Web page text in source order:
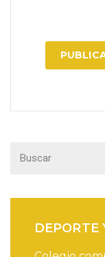
DEPORTE